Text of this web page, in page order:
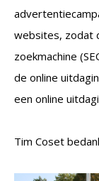
websites, zodat
zoekmachine
de online
een online
Tim Coset